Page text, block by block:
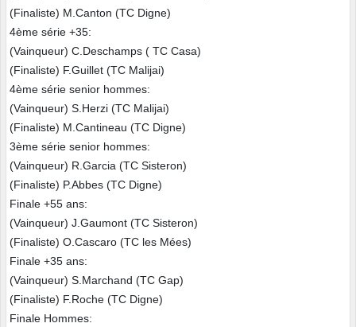
(Finaliste) M.Canton (TC Digne)
4ème série +35:
(Vainqueur) C.Deschamps ( TC Casa)
(Finaliste) F.Guillet (TC Malijai)
4ème série senior hommes:
(Vainqueur) S.Herzi (TC Malijai)
(Finaliste) M.Cantineau (TC Digne)
3ème série senior hommes:
(Vainqueur) R.Garcia (TC Sisteron)
(Finaliste) P.Abbes (TC Digne)
Finale +55 ans:
(Vainqueur) J.Gaumont (TC Sisteron)
(Finaliste) O.Cascaro (TC les Mées)
Finale +35 ans:
(Vainqueur) S.Marchand (TC Gap)
(Finaliste) F.Roche (TC Digne)
Finale Hommes: